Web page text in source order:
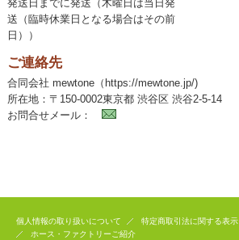
発送日までに発送（木曜日は当日発
送（臨時休業日となる場合はその前
日））
ご連絡先
合同会社 mewtone（https://mewtone.jp/)
所在地：〒150-0002東京都 渋谷区 渋谷2-5-14
お問合せメール：
個人情報の取り扱いについて
特定商取引法に関する表示
ホース・ファクトリーご紹介